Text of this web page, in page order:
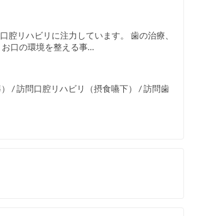
リハビリに注力しています。 歯の治療、
口の環境を整える事…
/ 訪問口腔リハビリ（摂食嚥下） / 訪問歯